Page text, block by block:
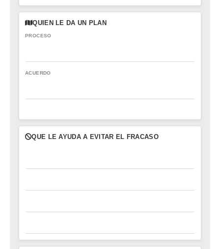
QUIEN LE DA UN PLAN
PROCESO
ACUERDO
QUE LE AYUDA A EVITAR EL FRACASO